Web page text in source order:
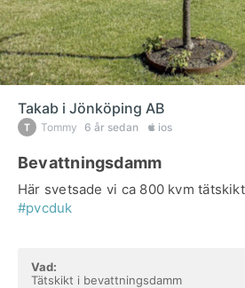
Takab i Jönköping AB
Tommy 6 år sedan ios
Bevattningsdamm
Här svetsade vi ca 800 kvm
#pvcduk
Vad:
Tätskikt i bevattningsdamm